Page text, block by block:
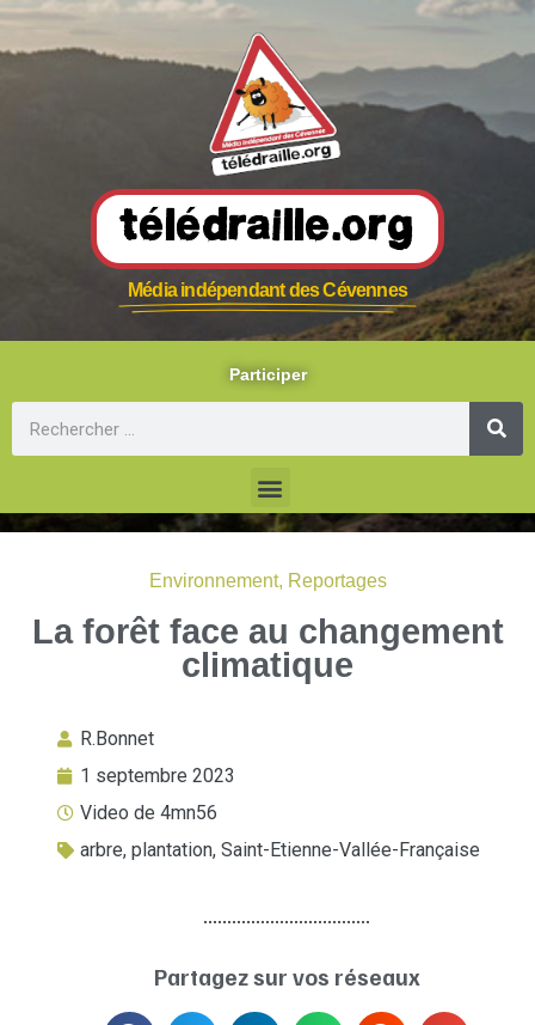
Télédraille.org
Média indépendant des Cévennes
Participer
Environnement, Reportages
La forêt face au changement
climatique
R.Bonnet
1 septembre 2023
Video de 4mn56
arbre, plantation, Saint-Etienne-Vallée-Française
Partagez sur vos réseaux